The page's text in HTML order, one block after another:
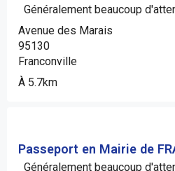
Généralement beaucoup
Avenue des Marais
95130
Franconville
À 5.7km
Passeport en Mairie de
Généralement beaucoup